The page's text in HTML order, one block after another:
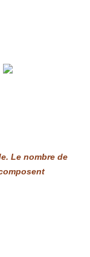
Le nombre de